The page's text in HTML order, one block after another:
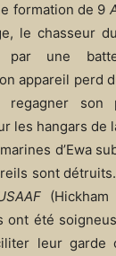
formation de 9
le chasseur
une
appareil perd
regagner son
les hangars de
d’Ewa
sont
(Hickham
ont été
leur garde